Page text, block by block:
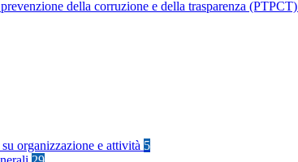
della corruzione e della trasparenza (PTPCT)
organizzazione e attività 5